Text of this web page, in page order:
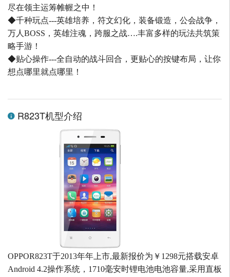
尽在领主运筹帷幄之中！
◆千种玩点---英雄培养，符文幻化，装备锻造，公会战争，
万人BOSS，英雄注魂，跨服之战….丰富多样的玩法共筑策
略手游！
◆贴心操作---全自动的战斗回合，更贴心的按键布局，让你
想点哪里就点哪里！
R823T机型介绍
OPPOR823T于2013年年上市,最新报价为￥1298元搭载安卓
Android 4.2操作系统，1710毫安时锂电池电池容量,采用直板